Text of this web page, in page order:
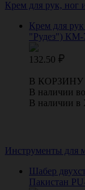
Крем для рук, ног
Крем для
"Рудез") КМ-
132.50
В КОРЗИНУ
В наличии
В наличии в
Инструменты для
Шабер
Пакистан